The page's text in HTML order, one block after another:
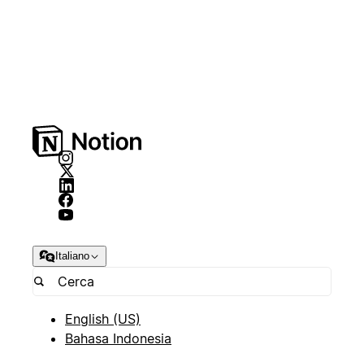
Italiano
English (US)
Bahasa Indonesia